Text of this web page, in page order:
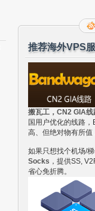
推荐海外VPS
搬瓦工，CN2 GIA
国用户优化的线路
高、但绝对物有所值
如果只想找个机场/
Socks ，提供SS,
省心免折腾。